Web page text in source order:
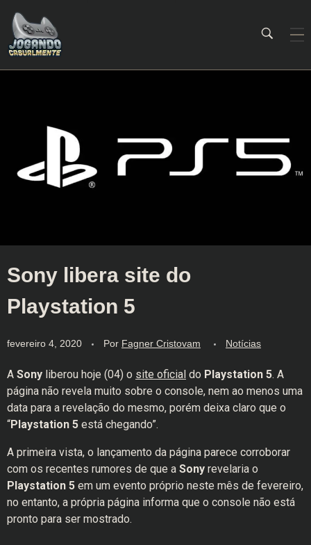
Sony libera site do
Playstation 5
fevereiro 4, 2020 Por Fagner Cristovam Notícias
A Sony liberou hoje (04) o site oficial do Playstation 5. A
página não revela muito sobre o console, nem ao menos uma
data para a revelação do mesmo, porém deixa claro que o
“Playstation 5 está chegando”.
A primeira vista, o lançamento da página parece corroborar
com os recentes rumores de que a Sony revelaria o
Playstation 5 em um evento próprio neste mês de fevereiro,
no entanto, a própria página informa que o console não está
pronto para ser mostrado.